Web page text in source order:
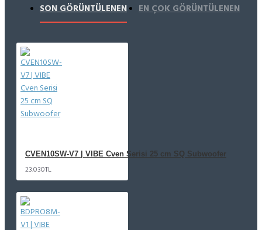
SON GÖRÜNTÜLENEN EN ÇOK GÖRÜNTÜLENEN
CVEN10SW-V7 | VIBE Cven Serisi 25 cm SQ Subwoofer
23.030TL